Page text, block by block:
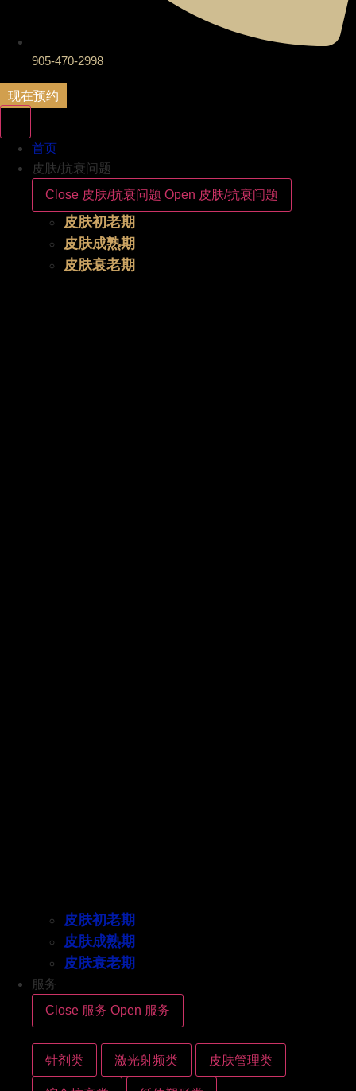
905-470-2998
现在预约
首页
皮肤/抗衰问题
Close 皮肤/抗衰问题 Open 皮肤/抗衰问题
皮肤初老期
皮肤成熟期
皮肤衰老期
皮肤初老期
皮肤成熟期
皮肤衰老期
服务
Close 服务 Open 服务
针剂类 激光射频类 皮肤管理类